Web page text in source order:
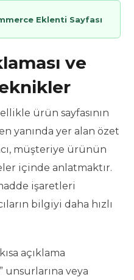
Eklenti Sayfası
ve
ürün sayfasının
yanında yer alan özet
müşteriye ürünün
içinde anlatmaktır.
işaretleri
bilgiyi daha hızlı
açıklama
unsurlarına veya